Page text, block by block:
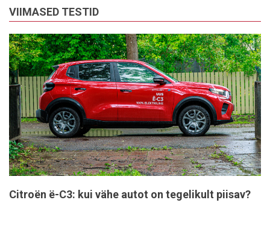
VIIMASED TESTID
Citroën ë-C3: kui vähe autot on tegelikult piisav?